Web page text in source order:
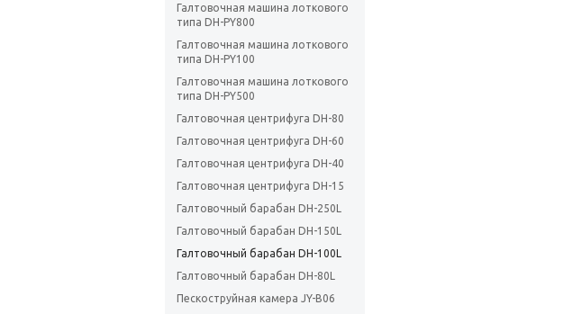
Галтовочная машина лоткового
типа DH-PY800
Галтовочная машина лоткового
типа DH-PY100
Галтовочная машина лоткового
типа DH-PY500
Галтовочная центрифуга DH-80
Галтовочная центрифуга DH-60
Галтовочная центрифуга DH-40
Галтовочная центрифуга DH-15
Галтовочный барабан DH-250L
Галтовочный барабан DH-150L
Галтовочный барабан DH-100L
Галтовочный барабан DH-80L
Пескоструйная камера JY-B06